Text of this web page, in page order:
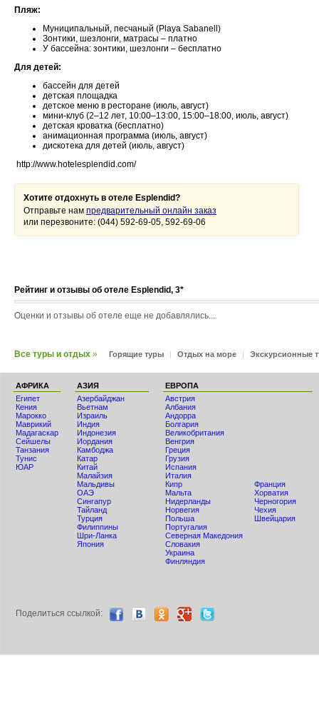
Пляж:
Муниципальный, песчаный (Playa Sabanell)
Зонтики, шезлонги, матрасы – платно
У бассейна: зонтики, шезлонги – бесплатно
Для детей:
бассейн для детей
детская площадка
детское меню в ресторане (июль, август)
мини-клуб (2–12 лет, 10:00–13:00, 15:00–18:00, июль, август)
детская кроватка (бесплатно)
анимационная программа (июль, август)
дискотека для детей (июль, август)
http://www.hotelesplendid.com/
Хотите отдохнуть в отеле Esplendid?
Отправьте нам предварительный онлайн заказ
или перезвоните: (044) 592-69-05, 592-69-06
Рейтинг и отзывы об отеле Esplendid, 3*
Оценки и отзывы об отеле еще не добавлялись...
Все туры и отдых » Горящие туры | Отдых на море | Экскурсионные
АФРИКА
Египет
Кения
Мaрокко
Маврикий
Мадагаскар
Сейшелы
Танзания
Тунис
ЮАР
АЗИЯ
Азербайджан
Вьетнам
Израиль
Индия
Индонезия
Иордания
Камбоджа
Катар
Китай
Малайзия
Мальдивы
ОАЭ
Сингапур
Тайланд
Турция
Филиппины
Шри-Ланка
Япония
ЕВРОПА
Австрия
Албания
Андорра
Болгария
Великобритания
Венгрия
Греция
Грузия
Испания
Италия
Кипр
Мальта
Нидерланды
Норвегия
Польша
Португалия
Северная Македония
Словакия
Украина
Финляндия
Франция
Хорватия
Черногория
Чехия
Швейцария
Поделиться ccылкой: